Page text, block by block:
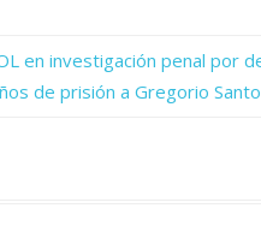
en investigación penal por
de prisión a Gregorio